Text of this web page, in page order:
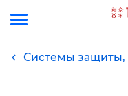
Системы защиты,